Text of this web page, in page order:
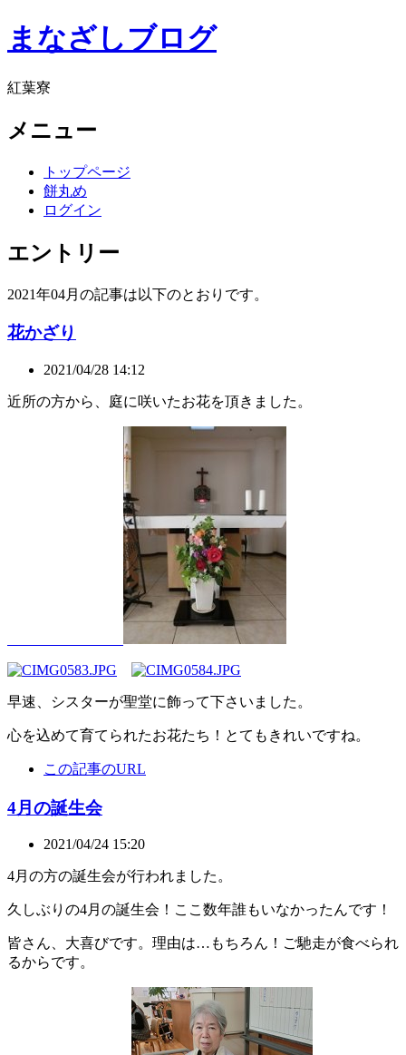
まなざしブログ
紅葉寮
メニュー
トップページ
餅丸め
ログイン
エントリー
2021年04月の記事は以下のとおりです。
花かざり
2021/04/28 14:12
近所の方から、庭に咲いたお花を頂きました。
早速、シスターが聖堂に飾って下さいました。
心を込めて育てられたお花たち！とてもきれいですね。
この記事のURL
4月の誕生会
2021/04/24 15:20
4月の方の誕生会が行われました。
久しぶりの4月の誕生会！ここ数年誰もいなかったんです！
皆さん、大喜びです。理由は…もちろん！ご馳走が食べられ
るからです。